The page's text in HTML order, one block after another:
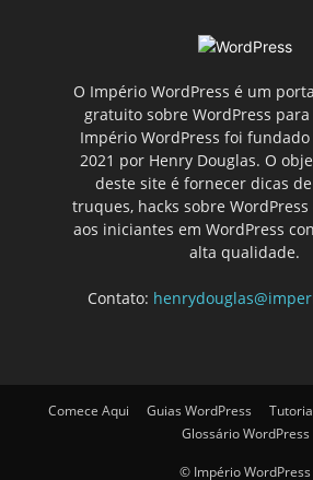
O Império WordPress é um
gratuito sobre WordPress
Império WordPress foi
2021 por Henry Douglas. O
deste site é fornecer dicas
truques, hacks sobre
aos iniciantes em WordPress
alta qualidade.
Contato:
Comece Aqui Guias WordPress
Glossário WordPress
© Império WordPress